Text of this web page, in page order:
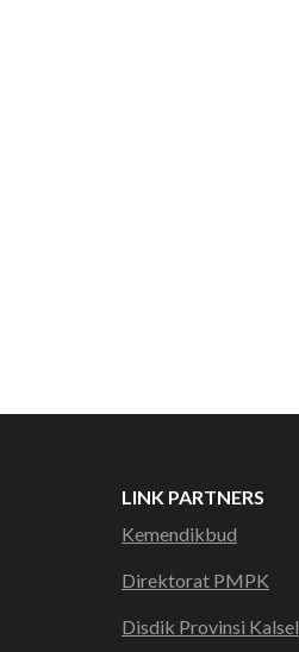
LINK PARTNERS
Kemendikbud
Direktorat PMPK
Disdik Provinsi Kalsel